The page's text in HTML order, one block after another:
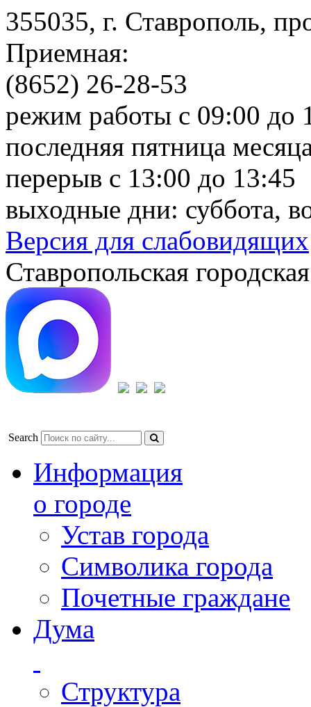
355035, г. Ставрополь,
Приемная:
(8652) 26-28-53
режим работы с 09:00 до
последняя пятница
перерыв с 13:00 до 13:45
выходные дни: суббота,
Версия для слабовидящих
Ставропольская
Search
Информация
о городе
Устав города
Символика города
Почетные граждане
Дума
Структура